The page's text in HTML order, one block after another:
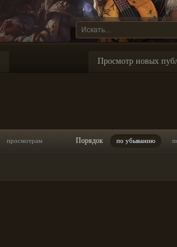
Просмотр новых
просмотрам Порядок по убыванию